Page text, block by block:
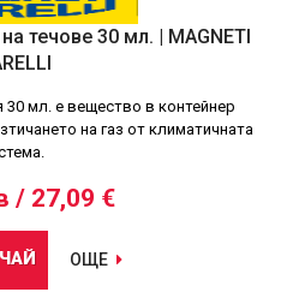
течове 30 мл. | MAGNETI
30 мл. е вещество в контейнер
на газ от климатичната
/ 27,09 €
ОЩЕ